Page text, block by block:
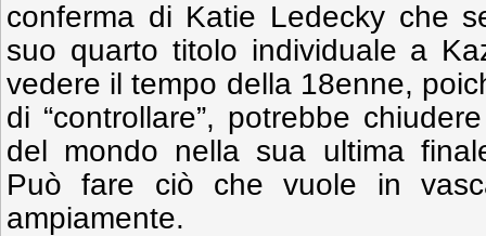
conferma di Katie Ledecky che
suo quarto titolo individuale a
vedere il tempo della 18enne,
di “controllare”, potrebbe
del mondo nella sua ultima
Può fare ciò che vuole in
ampiamente.